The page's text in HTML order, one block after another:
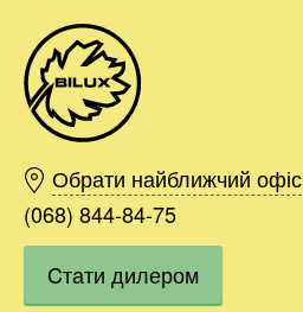
Обрати найближчий офіс
(068) 844-84-75
Cтати дилером
Київ
Харків
Одесса
Дніпро
Івано-Франківськ